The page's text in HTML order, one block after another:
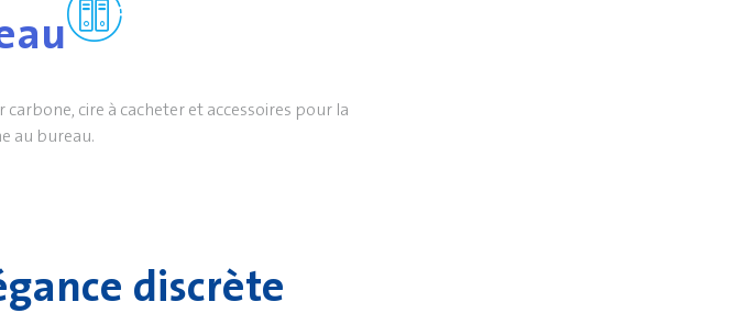
cire à cacheter et accessoires pour la
au bureau.
discrète